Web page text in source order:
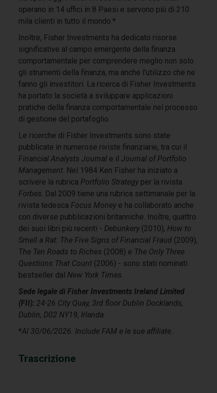
operano in 14 uffici in 8 Paesi e servono più di 210
mila clienti in tutto il mondo.*
Inoltre, Fisher Investments ha dedicato risorse
significative al campo emergente della finanza
comportamentale per comprendere meglio non solo
gli strumenti della finanza, ma anche l’utilizzo che ne
fanno gli investitori. La ricerca di Fisher Investments
ha portato la società a sviluppare applicazioni
pratiche della finanza comportamentale nel processo
di gestione del portafoglio.
Le ricerche di Fisher Investments sono state
pubblicate in numerose riviste finanziarie, tra cui il
Financial Analysts Journale il Journal of Portfolio
Management. Nel 1984 Ken Fisher ha iniziato a
scrivere la rubrica Portfolio Strategyper la rivista
Forbes . Dal 2009 tiene una rubrica settimanale per la
rivista tedesca Focus Moneye ha collaborato anche
con diverse pubblicazioni britanniche. Inoltre, quattro
dei suoi libri più recenti - Debunkery(2010), How to
Smell a Rat: The Five Signs of Financial Fraud(2009),
The Ten Roads to Riches (2008) e The Only Three
Questions That Count(2006) - sono stati nominati
bestseller dal New York Times
Sede legale di Fisher Investments Ireland Limited
(FII):24-26 City Quay, 3rd floor Dublin Docklands,
Dublin, D02 NY19, Irlanda
*Al 30/06/2026. Include FAM e le sue affiliate.
Trascrizione